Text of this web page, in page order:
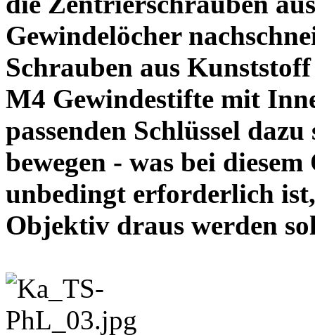
Gewindelöcher
Schrauben aus
M4 Gewindestifte mit
passenden Schlüssel
bewegen - was bei
unbedingt erforderlich
Objektiv draus